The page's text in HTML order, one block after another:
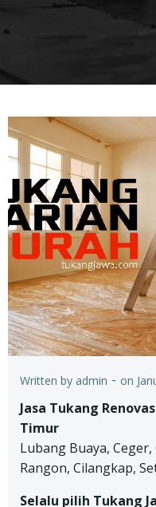
Written by admin - on
Jasa Tukang
Timur
Lubang Buaya,
Rangon, Cilangkap,
Selalu pilih Tukang